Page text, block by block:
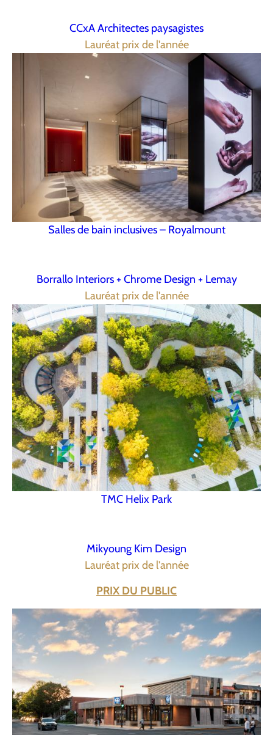
CCxA Architectes paysagistes
Lauréat prix de l'année
Salles de bain inclusives – Royalmount
Borrallo Interiors + Chrome Design + Lemay
Lauréat prix de l'année
TMC Helix Park
Mikyoung Kim Design
Lauréat prix de l'année
PRIX DU PUBLIC